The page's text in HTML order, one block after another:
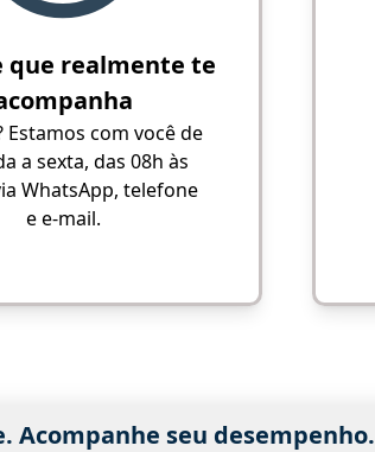
que realmente te
Estamos com você de
a sexta, das 08h às
WhatsApp, telefone
e e-mail.
Acompanhe seu desempenho.